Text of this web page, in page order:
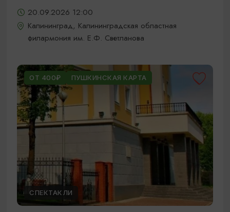
20.09.2026 12:00
Калининград, Калининградская областная
филармония им. Е.Ф. Светланова
ОТ 400₽ ПУШКИНСКАЯ КАРТА
СПЕКТАКЛИ